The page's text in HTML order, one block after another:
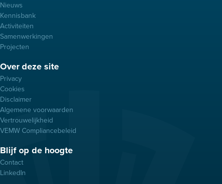
Nieuws
Kennisbank
Activiteiten
Samenwerkingen
Projecten
Over deze site
Privacy
Cookies
Disclaimer
Algemene voorwaarden
Vertrouwelijkheid
VEMW Compliancebeleid
Blijf op de hoogte
Contact
LinkedIn